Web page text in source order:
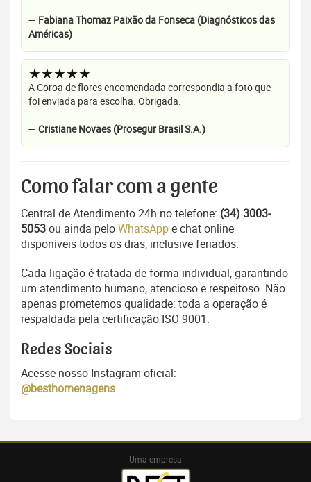
— Fabiana Thomaz Paixão da Fonseca (Diagnósticos das
Américas)
★★★★★
A Coroa de flores encomendada correspondia a foto que
foi enviada para escolha. Obrigada.
— Cristiane Novaes (Prosegur Brasil S.A.)
Como falar com a gente
Central de Atendimento 24h no telefone: (34) 3003-
5053ou ainda peloWhatsAppe chat online
disponíveis todos os dias, inclusive feriados.
Cada ligação é tratada de forma individual, garantindo
um atendimento humano, atencioso e respeitoso. Não
apenas prometemos qualidade: toda a operação é
respaldada pela certificação ISO 9001.
Redes Sociais
Acesse nosso Instagram oficial:
@besthomenagens
Uma empresa